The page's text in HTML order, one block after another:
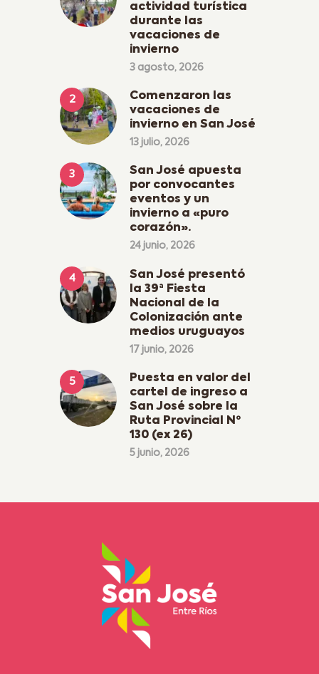
actividad turística
durante las
vacaciones de
invierno
3 agosto, 2026
Comenzaron las
vacaciones de
invierno en San José
13 julio, 2026
San José apuesta
por convocantes
eventos y un
invierno a «puro
corazón».
24 junio, 2026
San José presentó
la 39ª Fiesta
Nacional de la
Colonización ante
medios uruguayos
17 junio, 2026
Puesta en valor del
cartel de ingreso a
San José sobre la
Ruta Provincial Nº
130 (ex 26)
5 junio, 2026